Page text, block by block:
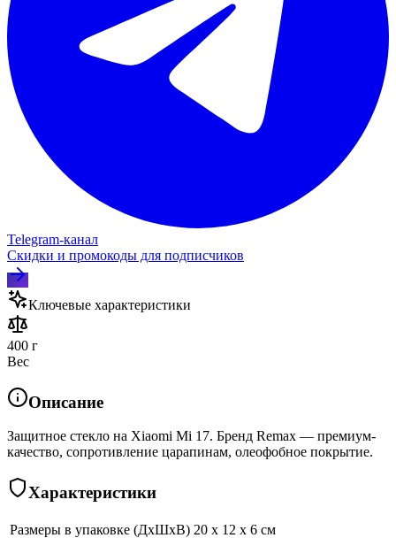
Telegram‑канал
Скидки и промокоды для подписчиков
Ключевые характеристики
400 г
Вес
Описание
Защитное стекло на Xiaomi Mi 17. Бренд Remax — премиум-
качество, сопротивление царапинам, олеофобное покрытие.
Характеристики
Размеры в упаковке (ДхШхВ) 20 x 12 x 6 см